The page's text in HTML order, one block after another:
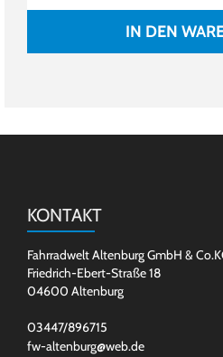
IN DEN
KONTAKT
Fahrradwelt Altenburg GmbH &
Friedrich-Ebert-Straße 18
04600 Altenburg
03447/896715
fw-altenburg@web.de